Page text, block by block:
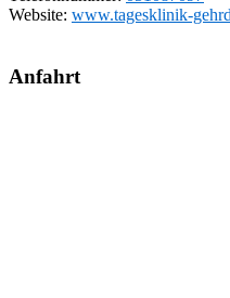
Website: www.tagesklinik-
Anfahrt